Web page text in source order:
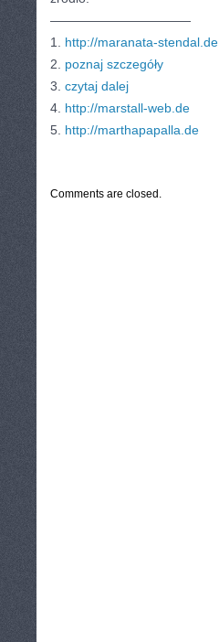
———————————
1. http://maranata-stendal.de
2. poznaj szczegóły
3. czytaj dalej
4. http://marstall-web.de
5. http://marthapapalla.de
Comments are closed.